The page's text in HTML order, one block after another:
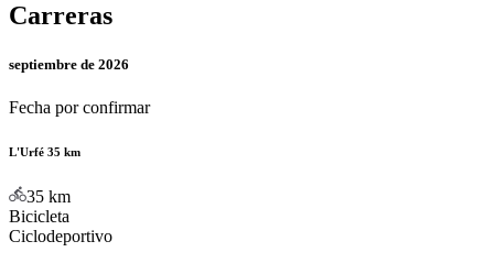
Carreras
septiembre de 2026
Fecha por confirmar
L'Urfé 35 km
35 km
Bicicleta
Ciclodeportivo